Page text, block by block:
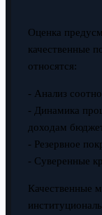
Оценка
качественные
относятся:
- Анализ
- Динамика
доходам
- Резервное
- Суверенные
Качественные